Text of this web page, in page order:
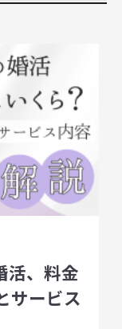
活、料金
サービス